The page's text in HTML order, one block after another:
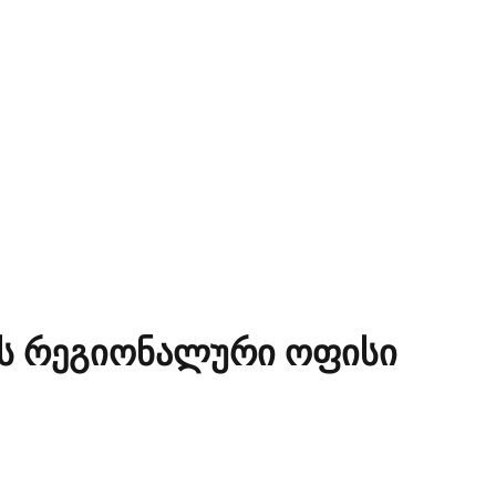
რეგიონალური ოფისი